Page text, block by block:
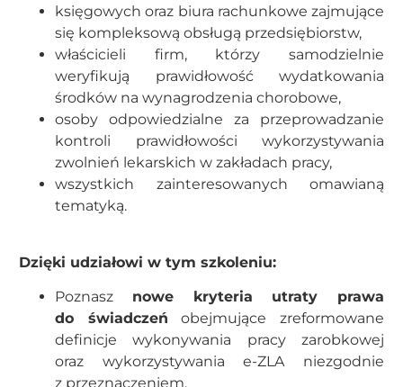
księgowych oraz biura rachunkowe zajmujące
się kompleksową obsługą przedsiębiorstw,
właścicieli firm, którzy samodzielnie
weryfikują prawidłowość wydatkowania
środków na wynagrodzenia chorobowe,
osoby odpowiedzialne za przeprowadzanie
kontroli prawidłowości wykorzystywania
zwolnień lekarskich w zakładach pracy,
wszystkich zainteresowanych omawianą
tematyką.
Dzięki udziałowi w tym szkoleniu:
Poznasz nowe kryteria utraty prawa
do świadczeń obejmujące zreformowane
definicje wykonywania pracy zarobkowej
oraz wykorzystywania e-ZLA niezgodnie
z przeznaczeniem.